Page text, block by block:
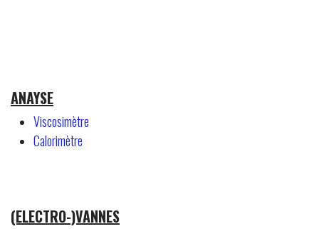
ANAYSE
Viscosimètre
Calorimètre
(ELECTRO-)VANNES